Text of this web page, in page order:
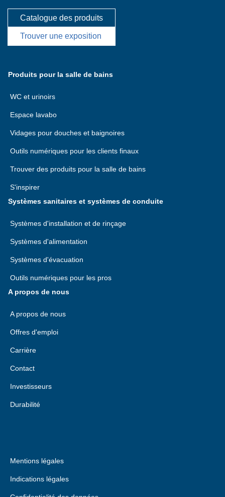
Catalogue des produits
Trouver une exposition
Produits pour la salle de bains
WC et urinoirs
Espace lavabo
Vidages pour douches et baignoires
Outils numériques pour les clients finaux
Trouver des produits pour la salle de bains
S'inspirer
Systèmes sanitaires et systèmes de conduite
Systèmes d'installation et de rinçage
Systèmes d'alimentation
Systèmes d'évacuation
Outils numériques pour les pros
A propos de nous
A propos de nous
Offres d'emploi
Carrière
Contact
Investisseurs
Durabilité
Mentions légales
Indications légales